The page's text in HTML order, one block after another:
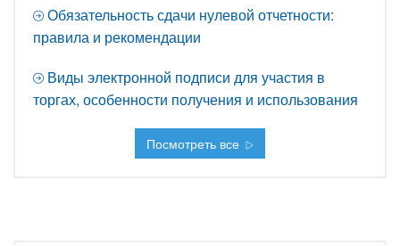
Обязательность сдачи нулевой отчетности:
правила и рекомендации
Виды электронной подписи для участия в
торгах, особенности получения и использования
Посмотреть все